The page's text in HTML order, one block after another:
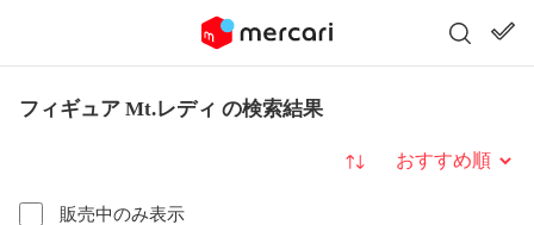
フィギュア Mt.レディ の検索結果
販売中のみ表示
並び替え